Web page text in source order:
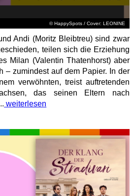
© HappySpots / Cover: LEONINE
Andi (Moritz Bleibtreu) sind zwar
teilen sich die Erziehung
Milan (Valentin Thatenhorst) aber
– zumindest auf dem Papier. In der
verwöhnten, treist auftretenden
das seinen Eltern nach
weiterlesen